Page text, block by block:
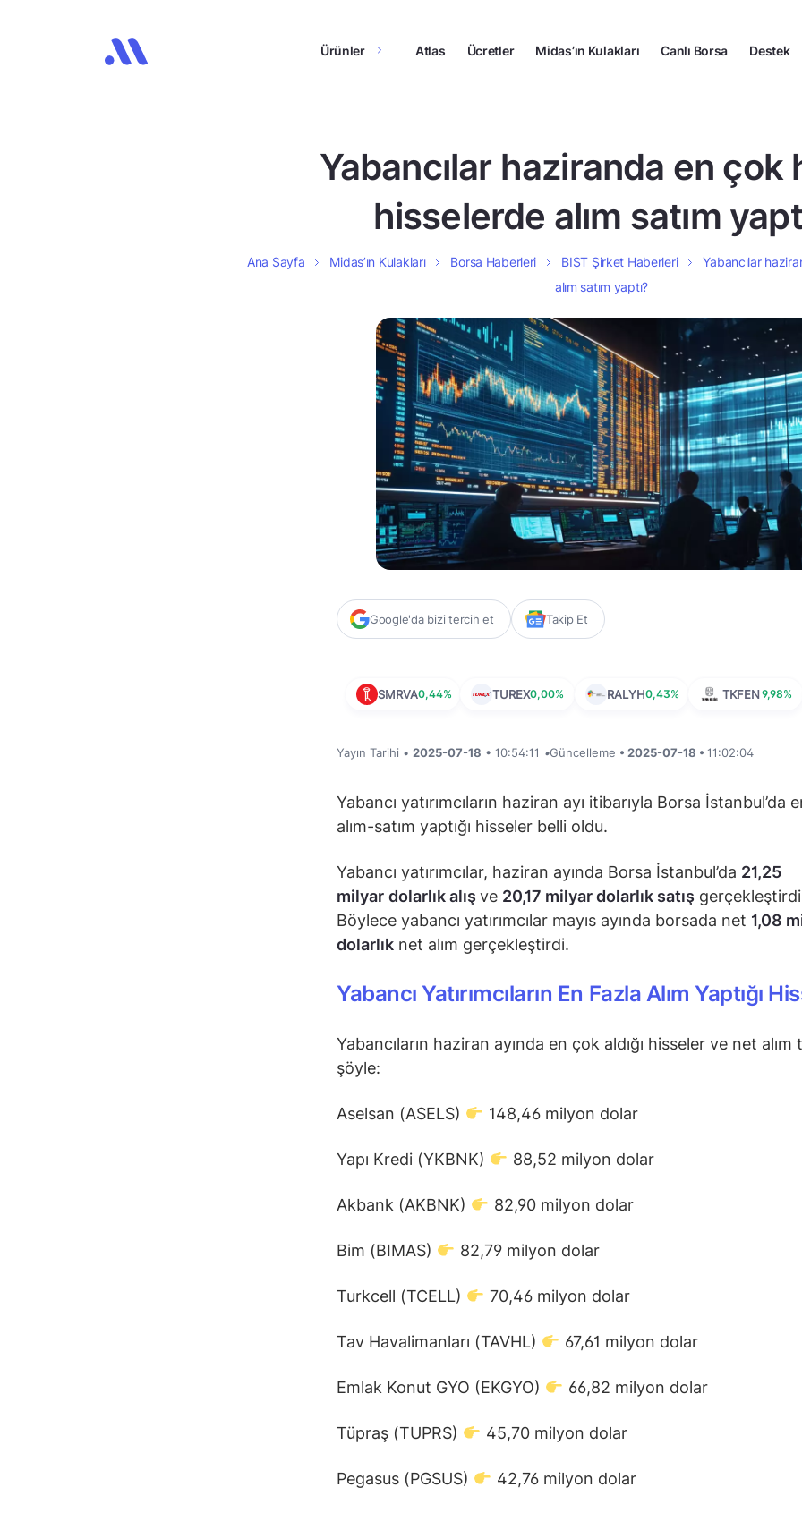
Ürünler Atlas Ücretler Midas’ın Kulakları Canlı Borsa Destek
Yabancılar haziranda en çok
hisselerde alım satım
Ana Sayfa Midas’ın Kulakları Borsa Haberleri BIST Şirket Haberleri
Yabancılar
alım satım yaptı?
Google'da bizi tercih et Takip Et
SMRVA0,44% TUREX0,00% RALYH0,43% TKFEN9,98%
Yayın Tarihi • 2025-07-18 • 10:54:11 •Güncelleme • 2025-07-18 • 11:02:04
Yabancı yatırımcıların haziran ayı itibarıyla Borsa İstanbul’da
alım-satım yaptığı hisseler belli oldu.
Yabancı yatırımcılar, haziran ayında Borsa İstanbul’da 21,25
milyar dolarlık alış ve 20,17 milyar dolarlık satış
Böylece yabancı yatırımcılar mayıs ayında borsada net 1,08
dolarlık net alım gerçekleştirdi.
Yabancı Yatırımcıların En Fazla Alım Yaptığı
Yabancıların haziran ayında en çok aldığı hisseler ve net alım
şöyle:
Aselsan (ASELS) 148,46 milyon dolar
Yapı Kredi (YKBNK) 88,52 milyon dolar
Akbank (AKBNK) 82,90 milyon dolar
Bim (BIMAS) 82,79 milyon dolar
Turkcell (TCELL) 70,46 milyon dolar
Tav Havalimanları (TAVHL) 67,61 milyon dolar
Emlak Konut GYO (EKGYO) 66,82 milyon dolar
Tüpraş (TUPRS) 45,70 milyon dolar
Pegasus (PGSUS) 42,76 milyon dolar